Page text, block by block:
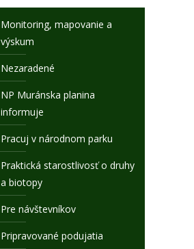
Monitoring, mapovanie a
výskum
Nezaradené
NP Muránska planina
informuje
Pracuj v národnom parku
Praktická starostlivosť o druhy
a biotopy
Pre návštevníkov
Pripravované podujatia